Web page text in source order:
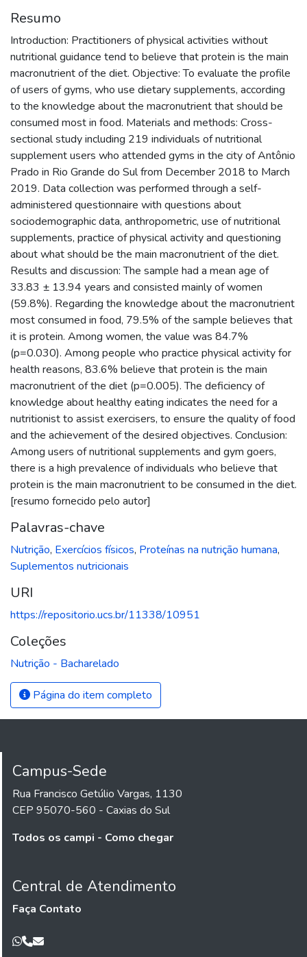
Resumo
Introduction: Practitioners of physical activities without
nutritional guidance tend to believe that protein is the main
macronutrient of the diet. Objective: To evaluate the profile
of users of gyms, who use dietary supplements, according
to the knowledge about the macronutrient that should be
consumed most in food. Materials and methods: Cross-
sectional study including 219 individuals of nutritional
supplement users who attended gyms in the city of Antônio
Prado in Rio Grande do Sul from December 2018 to March
2019. Data collection was performed through a self-
administered questionnaire with questions about
sociodemographic data, anthropometric, use of nutritional
supplements, practice of physical activity and questioning
about what should be the main macronutrient of the diet.
Results and discussion: The sample had a mean age of
33.83 ± 13.94 years and consisted mainly of women
(59.8%). Regarding the knowledge about the macronutrient
most consumed in food, 79.5% of the sample believes that
it is protein. Among women, the value was 84.7%
(p=0.030). Among people who practice physical activity for
health reasons, 83.6% believe that protein is the main
macronutrient of the diet (p=0.005). The deficiency of
knowledge about healthy eating indicates the need for a
nutritionist to assist exercisers, to ensure the quality of food
and the achievement of the desired objectives. Conclusion:
Among users of nutritional supplements and gym goers,
there is a high prevalence of individuals who believe that
protein is the main macronutrient to be consumed in the diet.
[resumo fornecido pelo autor]
Palavras-chave
Nutrição, Exercícios físicos, Proteínas na nutrição humana,
Suplementos nutricionais
URI
https://repositorio.ucs.br/11338/10951
Coleções
Nutrição - Bacharelado
Página do item completo
Campus-Sede
Rua Francisco Getúlio Vargas, 1130
CEP 95070-560 - Caxias do Sul
Todos os campi - Como chegar
Central de Atendimento
Faça Contato